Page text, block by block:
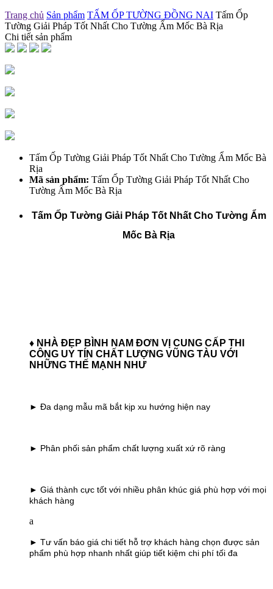
Trang chủ Sản phẩm TẤM ỐP TƯỜNG ĐỒNG NAI Tấm Ốp
Tường Giải Pháp Tốt Nhất Cho Tường Ẩm Mốc Bà Rịa
Chi tiết sản phẩm
Tấm Ốp Tường Giải Pháp Tốt Nhất Cho Tường Ẩm Mốc Bà
Rịa
Mã sản phẩm: Tấm Ốp Tường Giải Pháp Tốt Nhất Cho
Tường Ẩm Mốc Bà Rịa
Tấm Ốp Tường Giải Pháp Tốt Nhất Cho Tường Ẩm
Mốc Bà Rịa
♦ NHÀ ĐẸP BÌNH NAM ĐƠN VỊ CUNG CẤP THI
CÔNG UY TÍN CHẤT LƯỢNG VŨNG TÀU VỚI
NHỮNG THẾ MẠNH NHƯ
► Đa dạng mẫu mã bắt kịp xu hướng hiện nay
► Phân phối sản phẩm chất lượng xuất xứ rõ ràng
► Giá thành cực tốt với nhiều phân khúc giá phù hợp với mọi
khách hàng
a
► Tư vấn báo giá chi tiết hỗ trợ khách hàng chọn được sản
phẩm phù hợp nhanh nhất giúp tiết kiệm chi phí tối đa